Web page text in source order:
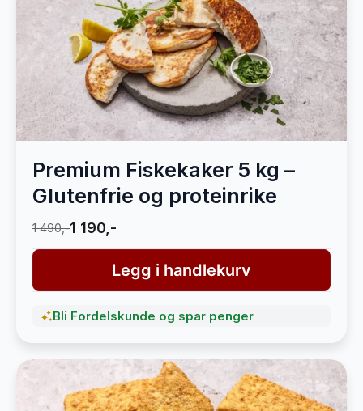
Premium Fiskekaker 5 kg –
Glutenfrie og proteinrike
1 490,-1 190,-
Legg i handlekurv
Bli Fordelskunde og spar penger